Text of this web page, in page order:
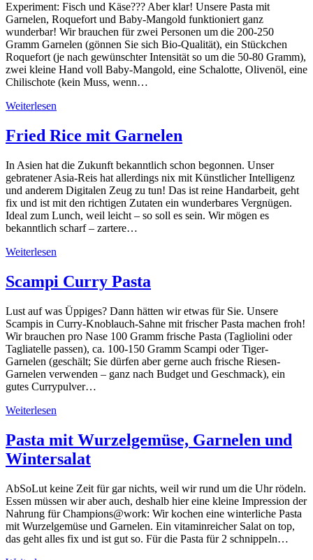
Experiment: Fisch und Käse??? Aber klar! Unsere Pasta mit
Garnelen, Roquefort und Baby-Mangold funktioniert ganz
wunderbar! Wir brauchen für zwei Personen um die 200-250
Gramm Garnelen (gönnen Sie sich Bio-Qualität), ein Stückchen
Roquefort (je nach gewünschter Intensität so um die 50-80 Gramm),
zwei kleine Hand voll Baby-Mangold, eine Schalotte, Olivenöl, eine
Chilischote (kein Muss, wenn…
Weiterlesen
Fried Rice mit Garnelen
In Asien hat die Zukunft bekanntlich schon begonnen. Unser
gebratener Asia-Reis hat allerdings nix mit Künstlicher Intelligenz
und anderem Digitalen Zeug zu tun! Das ist reine Handarbeit, geht
fix und ist mit den richtigen Zutaten ein wunderbares Vergnügen.
Ideal zum Lunch, weil leicht – so soll es sein. Wir mögen es
bekanntlich scharf – zartere…
Weiterlesen
Scampi Curry Pasta
Lust auf was Üppiges? Dann hätten wir etwas für Sie. Unsere
Scampis in Curry-Knoblauch-Sahne mit frischer Pasta machen froh!
Wir brauchen pro Nase 100 Gramm frische Pasta (Tagliolini oder
Tagliatelle passen), ca. 100-150 Gramm Scampi oder Tiger-
Garnelen (geschält; Sie dürfen aber gerne auch frische Riesen-
Garnelen verwenden – ganz nach Budget und Geschmack), ein
gutes Currypulver…
Weiterlesen
Pasta mit Wurzelgemüse, Garnelen und
Wintersalat
AbSoLut keine Zeit für gar nichts, weil wir rund um die Uhr rödeln.
Essen müssen wir aber auch, deshalb hier eine kleine Impression der
Nahrung für Champions@work: Wir kochen eine winterliche Pasta
mit Wurzelgemüse und Garnelen. Ein vitaminreicher Salat on top,
das geht alles fix und ist gut so. Für die Pasta für 2 schnippeln…